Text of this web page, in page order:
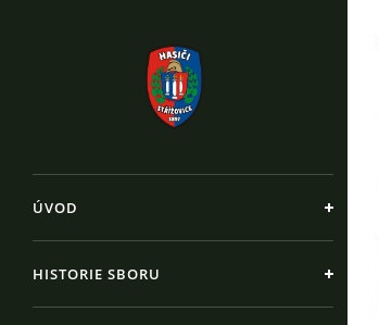
ÚVOD
HISTORIE SBORU